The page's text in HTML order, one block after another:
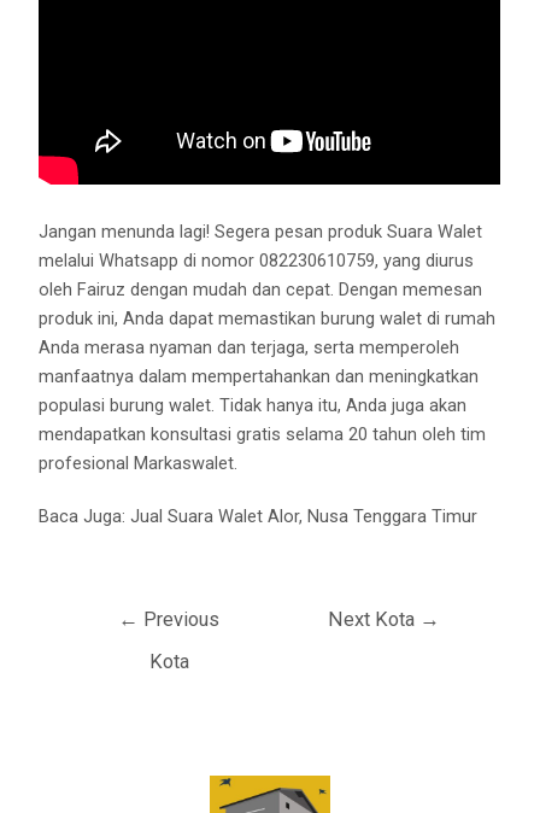
Jangan menunda lagi! Segera pesan produk Suara Walet
melalui Whatsapp di nomor 082230610759, yang diurus
oleh Fairuz dengan mudah dan cepat. Dengan memesan
produk ini, Anda dapat memastikan burung walet di rumah
Anda merasa nyaman dan terjaga, serta memperoleh
manfaatnya dalam mempertahankan dan meningkatkan
populasi burung walet. Tidak hanya itu, Anda juga akan
mendapatkan konsultasi gratis selama 20 tahun oleh tim
profesional Markaswalet.
Baca Juga:Jual Suara Walet Alor, Nusa Tenggara Timur
← Previous
Kota
Next Kota →